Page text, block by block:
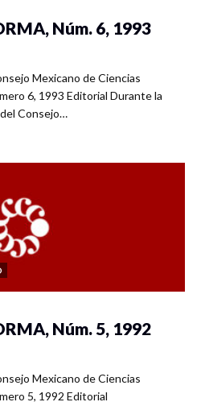
Núm. 6, 1993
Mexicano de Ciencias
6, 1993 Editorial Durante la
Consejo…
Núm. 5, 1992
Mexicano de Ciencias
5, 1992 Editorial